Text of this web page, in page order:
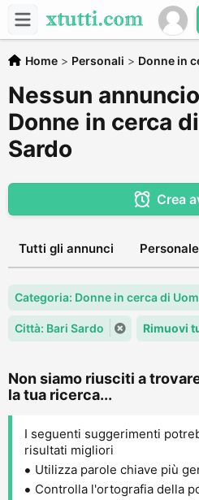
Home > Personali > Donne in
Nessun
Donne in cerca
Sardo
Crea
Tutti gli annunci Personale
Categoria: Donne in cerca di
Città: Bari Sardo Rimuovi
Non siamo riusciti a
la tua ricerca...
I seguenti suggerimenti
risultati migliori
Utilizza parole chiave più
Controlla l'ortografia della